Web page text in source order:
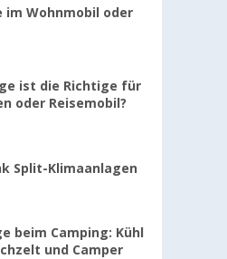
im Wohnmobil oder
ist die Richtige für
oder Reisemobil?
Split-Klimaanlagen
beim Camping: Kühl
und Camper